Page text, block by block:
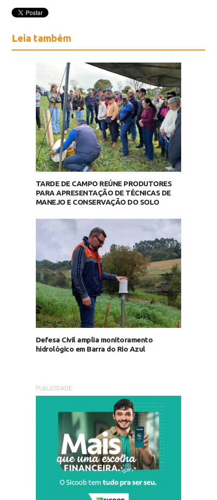
Leia também
TARDE DE CAMPO REÚNE PRODUTORES
PARA APRESENTAÇÃO DE TÉCNICAS DE
MANEJO E CONSERVAÇÃO DO SOLO
Defesa Civil amplia monitoramento
hidrológico em Barra do Rio Azul
PUBLICIDADE